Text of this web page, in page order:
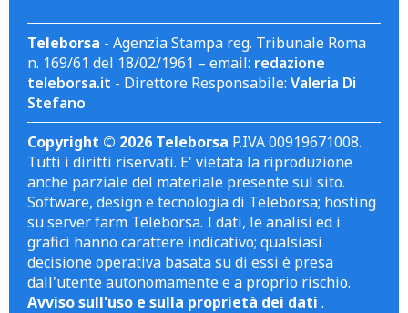
Teleborsa - Agenzia Stampa reg. Tribunale Roma
n. 169/61 del 18/02/1961 – email: redazione
teleborsa.it - Direttore Responsabile: Valeria Di
Stefano
Copyright © 2026 Teleborsa P.IVA 00919671008.
Tutti i diritti riservati. E' vietata la riproduzione
anche parziale del materiale presente sul sito.
Software, design e tecnologia di Teleborsa; hosting
su server farm Teleborsa. I dati, le analisi ed i
grafici hanno carattere indicativo; qualsiasi
decisione operativa basata su di essi è presa
dall'utente autonomamente e a proprio rischio.
Avviso sull'uso e sulla proprietà dei dati .